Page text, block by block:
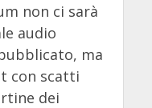
non ci sarà
audio
ma
con scatti
dei